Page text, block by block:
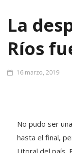
La
Ríos
16 marzo, 2019
No pudo ser
hasta el final,
Litoral del país.